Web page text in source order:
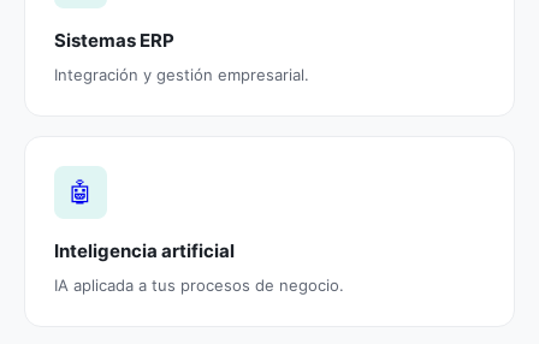
Sistemas ERP
Integración y gestión empresarial.
🤖
Inteligencia artificial
IA aplicada a tus procesos de negocio.